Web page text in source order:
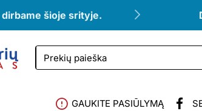
dirbame šioje srityje.
Prekių
paieška
GAUKITE PASIŪLYMĄ